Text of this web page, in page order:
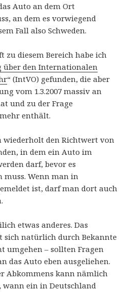
Auto an dem Ort
an dem es vorwiegend
Fall also Schweden.
zu diesem Bereich habe ich
über den Internationalen
“ (IntVO) gefunden, die aber
vom 1.3.2007 massiv an
und zu der Frage
enthält.
wiederholt den Richtwert von
in dem ein Auto im
darf, bevor es
muss. Wenn man in
ist, darf man dort auch
etwas anderes. Das
sich natürlich durch Bekannte
umgehen – sollten Fragen
das Auto eben ausgeliehen.
Abkommens kann nämlich
wann ein in Deutschland